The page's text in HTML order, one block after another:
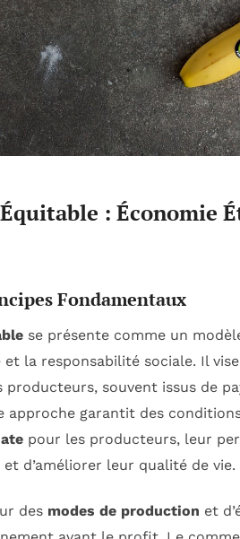
: Économie
Fondamentaux
se présente comme un
et la responsabilité sociale. Il
producteurs, souvent issus de
approche garantit des
pour les producteurs, leur
d’améliorer leur qualité de vie.
des modes de production et